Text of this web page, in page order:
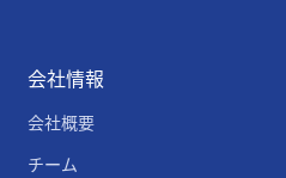
会社情報
会社概要
チーム